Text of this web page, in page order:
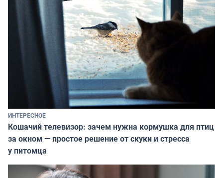
ИНТЕРЕСНОЕ
Кошачий телевизор: зачем нужна кормушка для птиц
за окном — простое решение от скуки и стресса
у питомца